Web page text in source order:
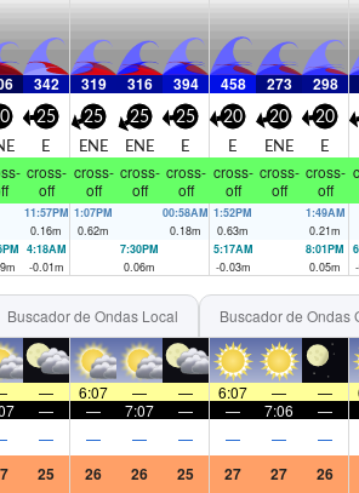
342 319 316 394 458 273 298
25
E
25
ENE
25
ENE
25
E
20
E
20
ENE
20
E
cross-
off
cross-
off
cross-
off
cross-
off
cross-
off
cross-
off
cross-
off
11:57PM
0.16m
1:07PM
0.62m
00:58AM
0.18m
1:52PM
0.63m
1:49AM
0.21m
m
4:18AM
-0.01m
7:30PM
0.06m
5:17AM
-0.03m
8:01PM
0.05m
Buscador de Ondas Local Buscador de Ondas
— 6:07 — — 6:07 — —
— — 7:07 — — 7:06 —
— — — — — — —
25 26 26 25 27 27 26